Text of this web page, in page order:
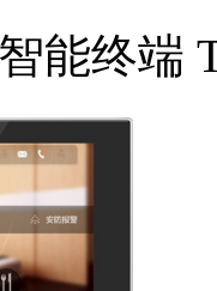
能终端